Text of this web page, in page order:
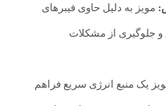
مویز به دلیل حاوی فیبرهای
و جلوگیری از مشکلات
یک منبع انرژی سریع فراهم